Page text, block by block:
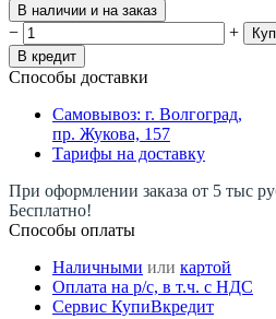
В наличии и на заказ
− +
В кредит
Способы доставки
Самовывоз: г. Волгоград,
пр. Жукова, 157
Тарифы на доставку
При оформлении заказа от 5 тыс
Бесплатно!
Способы оплаты
Наличными или картой
Оплата на р/c, в т.ч. с НДС
Сервис КупиВкредит